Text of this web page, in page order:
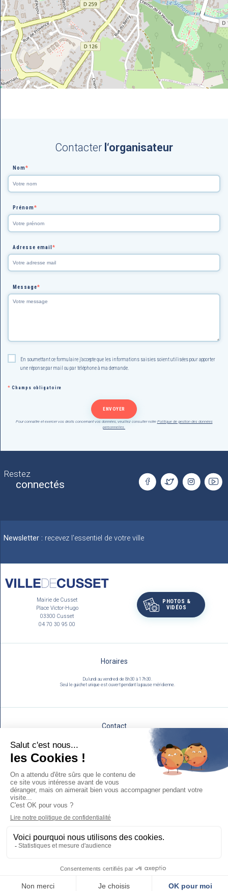
Contacter l‘organisateur
Nom*
Prénom*
Adresse email*
Message*
En soumettant ce formulaire j'accepte que les informations saisies soient utilisées pour apporter
une réponse par mail ou par téléphone à ma demande.
* Champs obligatoire
Pour connaître et exercer vos droits concernant vos données, veuillez consulter notre Politique de gestion des données
personnelles.
Restez
connectés
Newsletter : recevez l'essentiel de votre ville
Mairie de Cusset
Place Victor-Hugo
03300 Cusset
04 70 30 95 00
PHOTOS &
VIDÉOS
Horaires
Du lundi au vendredi de 8h30 à 17h30.
Seul le guichet unique est ouvert pendant la pause méridienne.
Contact
Politique de protection des données personnelles et cookies
Plan du site